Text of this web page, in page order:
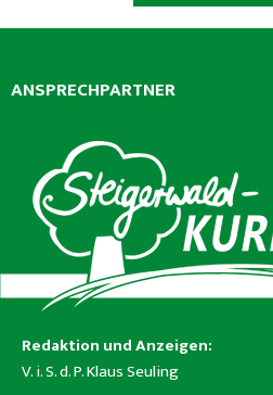
ANSPRECHPARTNER
Redaktion und Anzeigen:
V. i. S. d. P. Klaus Seuling